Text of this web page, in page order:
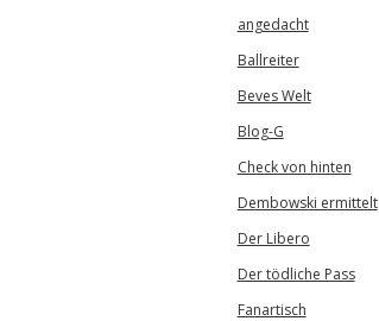
angedacht
Ballreiter
Beves Welt
Blog-G
Check von hinten
Dembowski ermittelt
Der Libero
Der tödliche Pass
Fanartisch